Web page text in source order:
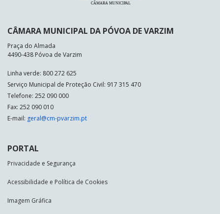
CÂMARA MUNICIPAL DA PÓVOA DE VARZIM
Praça do Almada
4490-438 Póvoa de Varzim
Linha verde: 800 272 625
Serviço Municipal de Proteção Civil: 917 315 470
Telefone: 252 090 000
Fax: 252 090 010
E-mail: geral@cm-pvarzim.pt
PORTAL
Privacidade e Segurança
Acessibilidade e Política de Cookies
Imagem Gráfica